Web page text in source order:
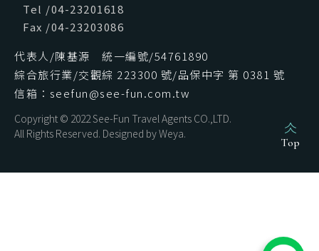
Tel /04-23201618
Fax /04-23203086
代表人/陳基源 統一編號/54761890
綜合旅行業/交觀綜 223300 號/品保中字 第 0381 號
信箱：seefun@see-fun.com.tw
Copyright © 2022 See-Fun Travel Agents CO.,LTD.
All Rights Reserved. Designed byWeya.
Top